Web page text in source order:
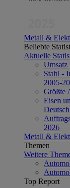
Metall &
Beliebte
Aktuelle
Umsatz
Stahl -
2005-
Größte
Eisen
2026
Metall &
Themen
Weitere
Top Report